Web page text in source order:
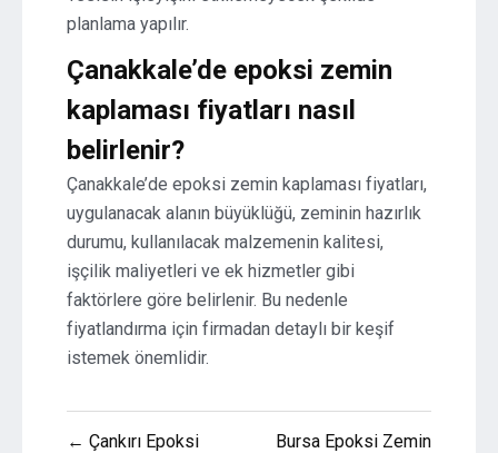
planlama yapılır.
Çanakkale’de epoksi zemin
kaplaması fiyatları nasıl
belirlenir?
Çanakkale’de epoksi zemin kaplaması fiyatları,
uygulanacak alanın büyüklüğü, zeminin hazırlık
durumu, kullanılacak malzemenin kalitesi,
işçilik maliyetleri ve ek hizmetler gibi
faktörlere göre belirlenir. Bu nedenle
fiyatlandırma için firmadan detaylı bir keşif
istemek önemlidir.
Yazı
← Çankırı Epoksi
Bursa Epoksi Zemin